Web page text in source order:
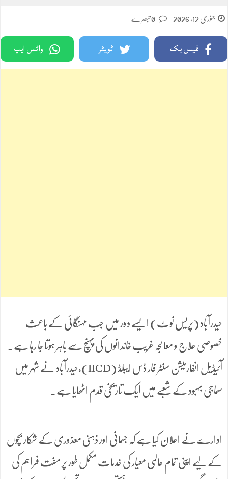
جنوری 12, 2026
فیس بک ٹویٹر واٹس ایپ
حیدرآباد (پریس نوٹ) ایسے دور میں جب مہنگائی کے باعث
خصوصی علاج و معالجہ غریب خاندانوں کی پہنچ سے باہر ہوتا جا رہا ہے۔
آئیڈیل انفارمیشن سنٹر فار ڈس ایبلڈ (IICD)،حیدرآباد نے شہر میں
سماجی بہبود کے شعبے میں ایک تاریخی قدم اٹھایا ہے۔
ادارے نے اعلان کیا ہے کہ جسمانی اور ذہنی معذوری کے شکار بچوں
کے لیے اپنی تمام عالمی معیار کی خدمات مکمل طور پر مفت فراہم کی